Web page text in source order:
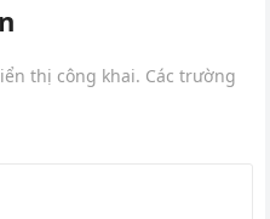
thị công khai. Các trường